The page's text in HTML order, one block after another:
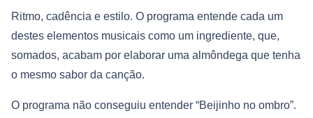
Ritmo, cadência e estilo. O programa entende cada um
destes elementos musicais como um ingrediente, que,
somados, acabam por elaborar uma almôndega que tenha
o mesmo sabor da canção.
O programa não conseguiu entender “Beijinho no ombro”.